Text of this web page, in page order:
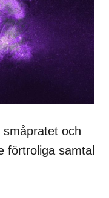
och
förtroliga samtal